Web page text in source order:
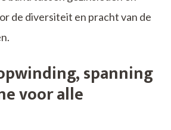
de diversiteit en pracht van de
spanning
voor alle